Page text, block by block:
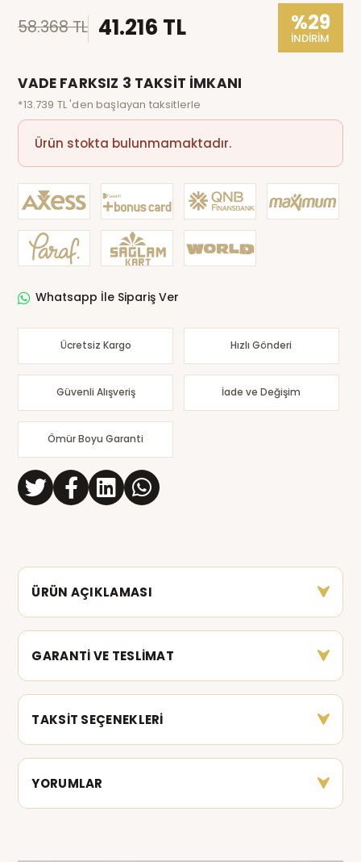
58.368 TL 41.216 TL %29
İNDİRİM
VADE FARKSIZ 3 TAKSİT İMKANI
*13.739 TL 'den başlayan taksitlerle
Ürün stokta bulunmamaktadır.
Whatsapp İle Sipariş Ver
Ücretsiz Kargo Hızlı Gönderi
Güvenli Alışveriş İade ve Değişim
Ömür Boyu Garanti
ÜRÜN AÇIKLAMASI
GARANTİ VE TESLİMAT
TAKSİT SEÇENEKLERİ
YORUMLAR